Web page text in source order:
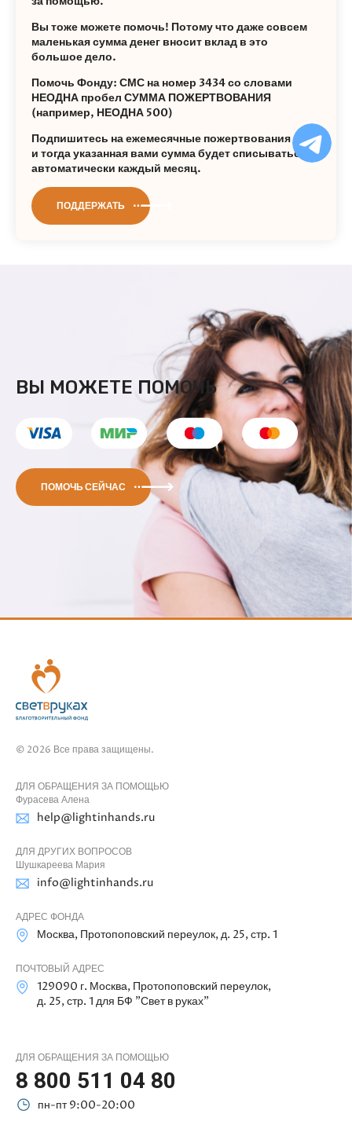
Вы тоже можете помочь! Потому что даже совсем
маленькая сумма денег вносит вклад в это
большое дело.
Помочь Фонду: СМС на номер 3434 со словами
НЕОДНА пробел СУММА ПОЖЕРТВОВАНИЯ
(например, НЕОДНА 500)
Подпишитесь на ежемесячные пожертвования
и тогда указанная вами сумма будет списываться
автоматически каждый месяц.
ПОДДЕРЖАТЬ
ВЫ МОЖЕТЕ ПОМОЧЬ
ПОМОЧЬ СЕЙЧАС
© 2026 Все права защищены.
ДЛЯ ОБРАЩЕНИЯ ЗА ПОМОЩЬЮ
Фурасева Алена
help@lightinhands.ru
ДЛЯ ДРУГИХ ВОПРОСОВ
Шушкареева Мария
info@lightinhands.ru
АДРЕС ФОНДА
Москва, Протопоповский переулок, д. 25, стр. 1
ПОЧТОВЫЙ АДРЕС
129090 г. Москва, Протопоповский переулок,
д. 25, стр. 1 для БФ "Свет в руках"
ДЛЯ ОБРАЩЕНИЯ ЗА ПОМОЩЬЮ
8 800 511 04 80
пн-пт 9:00-20:00